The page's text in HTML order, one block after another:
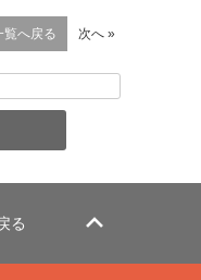
覧へ戻る 次へ »
る